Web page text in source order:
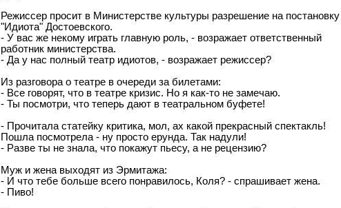
Режиссер просит в Министерстве культуры разрешение на постановку
"Идиота" Достоевского.
- У вас же некому играть главную роль, - возражает ответственный
работник министерства.
- Да у нас полный театр идиотов, - возражает режиссер?
Из разговора о театре в очереди за билетами:
- Все говорят, что в театре кризис. Но я как-то не замечаю.
- Ты посмотри, что теперь дают в театральном буфете!
- Прочитала статейку критика, мол, ах какой прекрасный спектакль!
Пошла посмотрела - ну просто ерунда. Так надули!
- Разве ты не знала, что покажут пьесу, а не рецензию?
Муж и жена выходят из Эрмитажа:
- И что тебе больше всего понравилось, Коля? - спрашивает жена.
- Пиво!